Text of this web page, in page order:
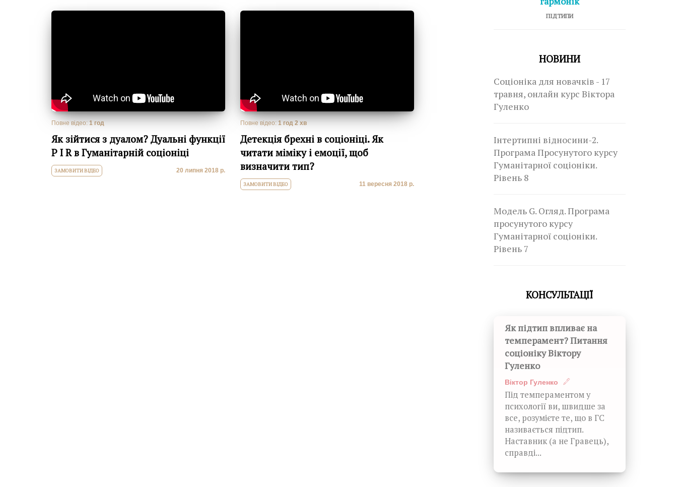
Повне відео: 1 год
Як зійтися з дуалом? Дуальні функції
Р І R в Гуманітарній соціоніці
ЗАМОВИТИ ВІДЕО 20 липня 2018 р.
Повне відео: 1 год 2 хв
Детекція брехні в соціоніці. Як
читати міміку і емоції, щоб
визначити тип?
ЗАМОВИТИ ВІДЕО 11 вересня 2018 р.
ПІДТИПИ
НОВИНИ
Соціоніка для новачків - 17
травня, онлайн курс Віктора
Гуленко
Інтертипні відносини-2.
Програма Просунутого курсу
Гуманітарної соціоніки.
Рівень 8
Модель G. Огляд. Програма
просунутого курсу
Гуманітарної соціоніки.
Рівень 7
КОНСУЛЬТАЦІЇ
Як підтип впливає на
темперамент? Питання
соціоніку Віктору
Гуленко
Віктор Гуленко
Під темпераментом у
психології ви, швидше за
все, розумієте те, що в ГС
називається підтип.
Наставник (а не Гравець),
справді...